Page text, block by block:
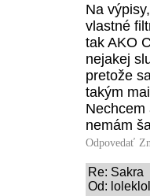
Na
vlastné
tak AKO
nejakej
pretože
takým
Nechcem
nemám
Odpovedať
Re: Sakra
Od: